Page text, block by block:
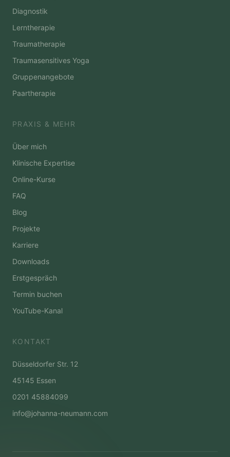
Diagnostik
Lerntherapie
Traumatherapie
Traumasensitives Yoga
Gruppenangebote
Paartherapie
PRAXIS & MEHR
Über mich
Klinische Expertise
Online-Kurse
FAQ
Blog
Projekte
Karriere
Downloads
Erstgespräch
Termin buchen
YouTube-Kanal
KONTAKT
Düsseldorfer Str. 12
45145 Essen
0201 45884099
info@johanna-neumann.com